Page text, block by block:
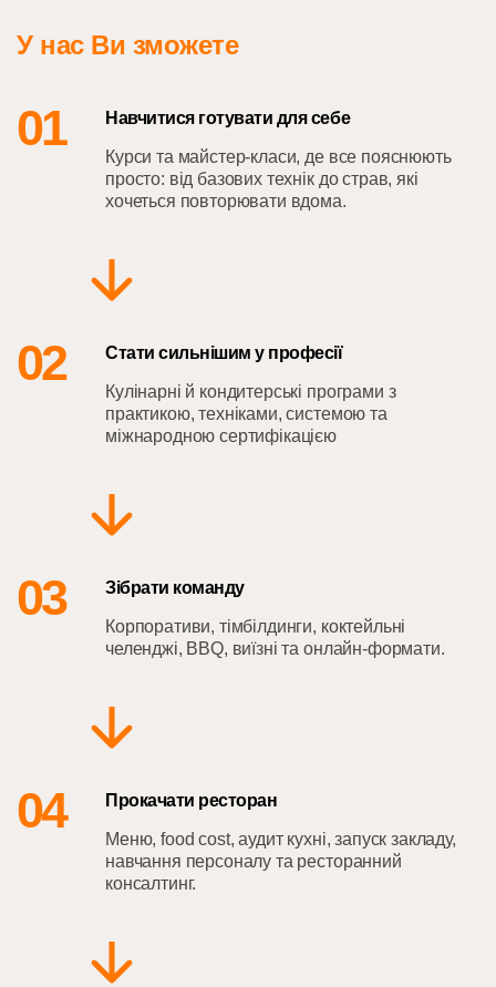
У нас Ви зможете
01 Навчитися готувати для себе
Курси та майстер-класи, де все пояснюють
просто: від базових технік до страв, які
хочеться повторювати вдома.
02 Стати сильнішим у професії
Кулінарні й кондитерські програми з
практикою, техніками, системою та
міжнародною сертифікацією
03 Зібрати команду
Корпоративи, тімбілдинги, коктейльні
челенджі, BBQ, виїзні та онлайн-формати.
04 Прокачати ресторан
Меню, food cost, аудит кухні, запуск закладу,
навчання персоналу та ресторанний
консалтинг.